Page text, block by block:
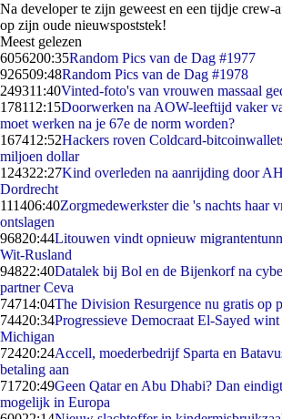
Na developer te zijn geweest en een tijdje crew-
op zijn oude nieuwspoststek!
Meest gelezen
6056200:35Random Pics van de Dag #1977
926509:48Random Pics van de Dag #1978
249311:40Vinted-foto's van vrouwen massaal
178112:15Doorwerken na AOW-leeftijd vaker
moet werken na je 67e de norm worden?
167412:52Hackers roven Coldcard-
miljoen dollar
124322:27Kind overleden na aanrijding door
Dordrecht
111406:40Zorgmedewerkster die 's nachts haar
ontslagen
96820:44Litouwen vindt opnieuw
Wit-Rusland
94822:40Datalek bij Bol en de Bijenkorf na
partner Ceva
74714:04The Division Resurgence nu gratis op
74420:34Progressieve Democraat El-Sayed
Michigan
72420:24Accell, moederbedrijf Sparta en
betaling aan
71720:49Geen Qatar en Abu Dhabi? Dan
mogelijk in Europa